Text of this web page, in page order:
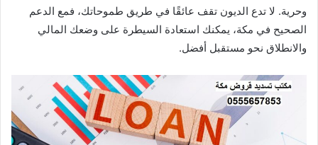
وحرية. لا تدع الديون تقف عائقًا في طريق طموحاتك، فمع الدعم
الصحيح في مكة، يمكنك استعادة السيطرة على وضعك المالي
والانطلاق نحو مستقبل أفضل.